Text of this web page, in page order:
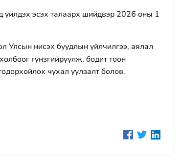
эсэх талаарх шийдвэр 2026 оны 1
Улсын нисэх буудлын үйлчилгээ, аялал
гүнзгийрүүлж, бодит тоон
чухал уулзалт болов.